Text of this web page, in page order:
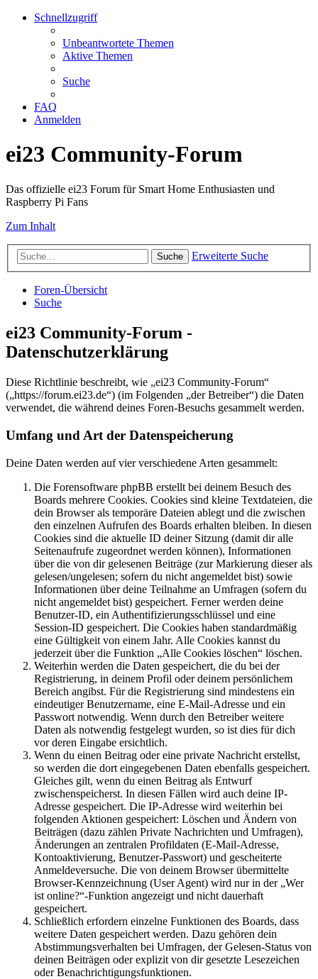
Schnellzugriff
Unbeantwortete Themen
Aktive Themen
Suche
FAQ
Anmelden
ei23 Community-Forum
Das offizielle ei23 Forum für Smart Home Enthusiasten und
Raspberry Pi Fans
Zum Inhalt
Suche Erweiterte Suche
Foren-Übersicht
Suche
ei23 Community-Forum -
Datenschutzerklärung
Diese Richtlinie beschreibt, wie „ei23 Community-Forum“
(„https://forum.ei23.de“) (im Folgenden „der Betreiber“) die Daten
verwendet, die während deines Foren-Besuchs gesammelt werden.
Umfang und Art der Datenspeicherung
Deine Daten werden auf vier verschiedene Arten gesammelt:
Die Forensoftware phpBB erstellt bei deinem Besuch des
Boards mehrere Cookies. Cookies sind kleine Textdateien, die
dein Browser als temporäre Dateien ablegt und die zwischen
den einzelnen Aufrufen des Boards erhalten bleiben. In diesen
Cookies sind die aktuelle ID deiner Sitzung (damit dir alle
Seitenaufrufe zugeordnet werden können), Informationen
über die von dir gelesenen Beiträge (zur Markierung dieser als
gelesen/ungelesen; sofern du nicht angemeldet bist) sowie
Informationen über deine Teilnahme an Umfragen (sofern du
nicht angemeldet bist) gespeichert. Ferner werden deine
Benutzer-ID, ein Authentifizierungsschlüssel und eine
Session-ID gespeichert. Die Cookies haben standardmäßig
eine Gültigkeit von einem Jahr. Alle Cookies kannst du
jederzeit über die Funktion „Alle Cookies löschen“ löschen.
Weiterhin werden die Daten gespeichert, die du bei der
Registrierung, in deinem Profil oder deinem persönlichem
Bereich angibst. Für die Registrierung sind mindestens ein
eindeutiger Benutzername, eine E-Mail-Adresse und ein
Passwort notwendig. Wenn durch den Betreiber weitere
Daten als notwendig festgelegt wurden, so ist dies für dich
vor deren Eingabe ersichtlich.
Wenn du einen Beitrag oder eine private Nachricht erstellst,
so werden die dort eingegebenen Daten ebenfalls gespeichert.
Gleiches gilt, wenn du einen Beitrag als Entwurf
zwischenspeicherst. In diesen Fällen wird auch deine IP-
Adresse gespeichert. Die IP-Adresse wird weiterhin bei
folgenden Aktionen gespeichert: Löschen und Ändern von
Beiträgen (dazu zählen Private Nachrichten und Umfragen),
Änderungen an zentralen Profildaten (E-Mail-Adresse,
Kontoaktivierung, Benutzer-Passwort) und gescheiterte
Anmeldeversuche. Die von deinem Browser übermittelte
Browser-Kennzeichnung (User Agent) wird nur in der „Wer
ist online?“-Funktion angezeigt und nicht dauerhaft
gespeichert.
Schließlich erfordern einzelne Funktionen des Boards, dass
weitere Daten gespeichert werden. Dazu gehören dein
Abstimmungsverhalten bei Umfragen, der Gelesen-Status von
deinen Beiträgen oder explizit von dir gesetzte Lesezeichen
oder Benachrichtigungsfunktionen.